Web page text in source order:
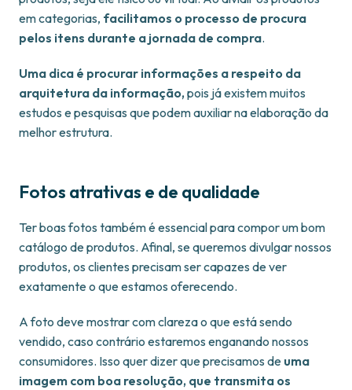
em categorias, facilitamos o processo de procura
pelos itens durante a jornada de compra.
Uma dica é procurar informações a respeito da
arquitetura da informação, pois já existem muitos
estudos e pesquisas que podem auxiliar na elaboração da
melhor estrutura.
Fotos atrativas e de qualidade
Ter boas fotos também é essencial para compor um bom
catálogo de produtos. Afinal, se queremos divulgar nossos
produtos, os clientes precisam ser capazes de ver
exatamente o que estamos oferecendo.
A foto deve mostrar com clareza o que está sendo
vendido, caso contrário estaremos enganando nossos
consumidores. Isso quer dizer que precisamos de uma
imagem com boa resolução, que transmita os